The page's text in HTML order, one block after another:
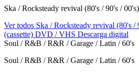
Ska / Rocksteady revival (80's / 90's / 00's)
Ver todos Ska / Rocksteady revival (80's /
(cassette) DVD / VHS Descarga digital
Soul / R&B / R&R / Garage / Latin / 60's
Soul / R&B / R&R / Garage / Latin / 60's